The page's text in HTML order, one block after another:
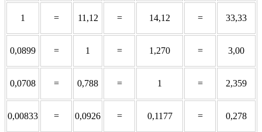
1 = 11,12 = 14,12 = 33,33
0,0899 = 1 = 1,270 = 3,00
0,0708 = 0,788 = 1 = 2,359
0,00833 = 0,0926 = 0,1177 = 0,278